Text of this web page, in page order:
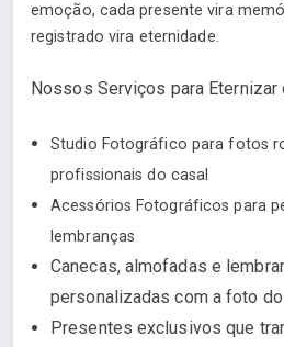
emoção, cada presente vira
registrado vira eternidade.
Nossos Serviços para Eternizar
Studio Fotográfico para fotos
profissionais do casal
Acessórios Fotográficos para
lembranças
Canecas, almofadas e
personalizadas com a foto
Presentes exclusivos que